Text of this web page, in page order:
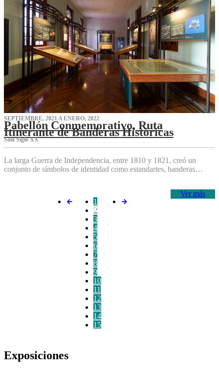
SEPTIEMBRE, 2021 A ENERO, 2022
Pabellón Conmemorativo, Ruta
Itinerante de Banderas Históricas
Sala Siglo XX
La larga Guerra de Independencia, entre 1810 y 1821, creó un
conjunto de símbolos de identidad como estandartes, banderas…
Ver más
1
2
3
4
5
6
7
8
9
10
11
12
13
14
15
Exposiciones